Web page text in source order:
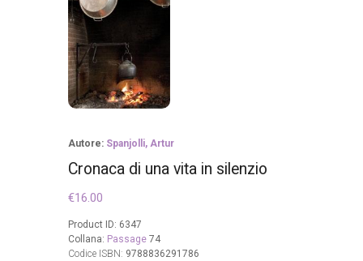
Autore: Spanjolli, Artur
Cronaca di una vita in silenzio
€16.00
Product ID: 6347
Collana: Passage 74
Codice ISBN: 9788836291786